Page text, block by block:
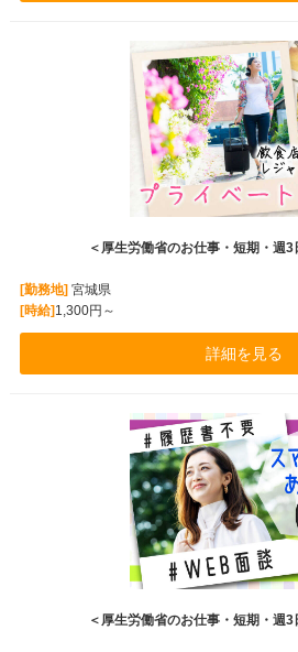
＜厚生労働省のお仕事・短期・週
[勤務地]宮城県
[時給]1,300円～
詳細を見る
＜厚生労働省のお仕事・短期・週